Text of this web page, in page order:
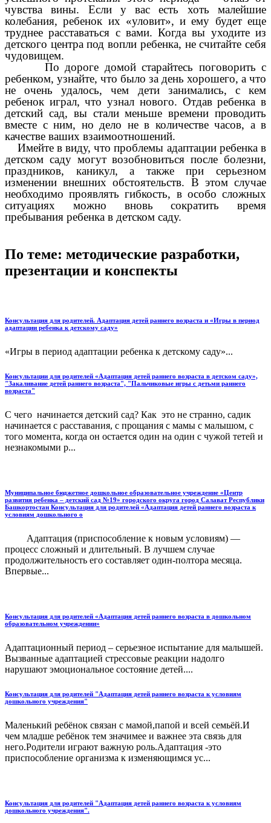
чувства вины. Если у вас есть хоть малейшие
колебания, ребенок их «уловит», и ему будет еще
труднее расставаться с вами. Когда вы уходите из
детского центра под вопли ребенка, не считайте себя
чудовищем.
По дороге домой старайтесь поговорить с
ребенком, узнайте, что было за день хорошего, а что
не очень удалось, чем дети занимались, с кем
ребенок играл, что узнал нового. Отдав ребенка в
детский сад, вы стали меньше времени проводить
вместе с ним, но дело не в количестве часов, а в
качестве ваших взаимоотношений.
Имейте в виду, что проблемы адаптации ребенка в
детском саду могут возобновиться после болезни,
праздников, каникул, а также при серьезном
изменении внешних обстоятельств. В этом случае
необходимо проявлять гибкость, в особо сложных
ситуациях можно вновь сократить время
пребывания ребенка в детском саду.
По теме: методические разработки,
презентации и конспекты
Консультация для родителей. Адаптация детей раннего возраста и «Игры в период
адаптации ребенка к детскому саду»
«Игры в период адаптации ребенка к детскому саду»...
Консультации для родителей «Адаптация детей раннего возраста в детском саду»,
"Закаливание детей раннего возраста", "Пальчиковые игры с детьми раннего
возраста"
С чего начинается детский сад? Как это не странно, садик
начинается с расставания, с прощания с мамы с малышом, с
того момента, когда он остается один на один с чужой тетей и
незнакомыми р...
Муниципальное бюджетное дошкольное образовательное учреждение «Центр
развития ребенка – детский сад №19» городского округа город Салават Республики
Башкортостан Консультация для родителей «Адаптация детей раннего возраста к
условиям дошкольного о
Адаптация (приспособление к новым условиям) —
процесс сложный и длительный. В лучшем случае
продолжительность его составляет один-полтора месяца.
Впервые...
Консультация для родителей «Адаптация детей раннего возраста в дошкольном
образовательном учреждении»
Адаптационный период – серьезное испытание для малышей.
Вызванные адаптацией стрессовые реакции надолго
нарушают эмоциональное состояние детей....
Консультация для родителей "Адаптация детей раннего возраста к условиям
дошкольного учреждения"
Маленький ребёнок связан с мамой,папой и всей семьёй.И
чем младше ребёнок тем значимее и важнее эта связь для
него.Родители играют важную роль.Адаптация -это
приспособление организма к изменяющимся ус...
Консультация для родителей "Адаптация детей раннего возраста к условиям
дошкольного учреждения".